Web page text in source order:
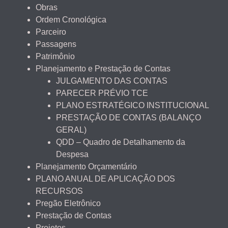
Obras
Ordem Cronológica
Parceiro
Passagens
Patrimônio
Planejamento e Prestação de Contas
JULGAMENTO DAS CONTAS
PARECER PRÉVIO TCE
PLANO ESTRATÉGICO INSTITUCIONAL
PRESTAÇÃO DE CONTAS (BALANÇO
GERAL)
QDD – Quadro de Detalhamento da
Despesa
Planejamento Orçamentário
PLANO ANUAL DE APLICAÇÃO DOS
RECURSOS
Pregão Eletrônico
Prestação de Contas